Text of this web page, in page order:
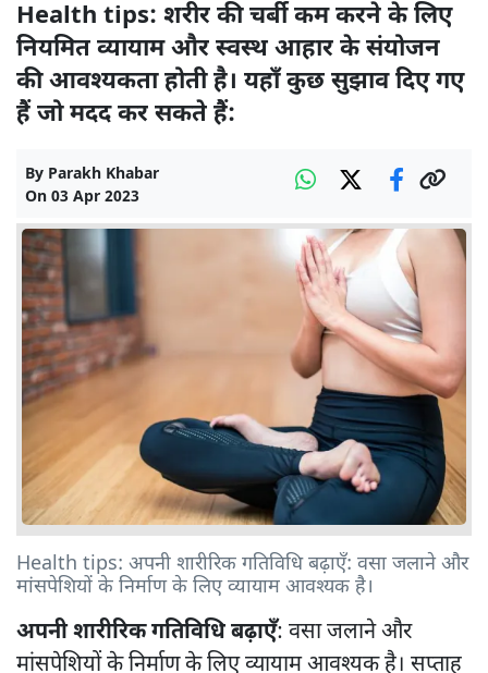
Health tips: शरीर की चर्बी कम करने के लिए
नियमित व्यायाम और स्वस्थ आहार के संयोजन
की आवश्यकता होती है। यहाँ कुछ सुझाव दिए गए
हैं जो मदद कर सकते हैं:
By Parakh Khabar
On 03 Apr 2023
Health tips: अपनी शारीरिक गतिविधि बढ़ाएँ: वसा जलाने और
मांसपेशियों के निर्माण के लिए व्यायाम आवश्यक है।
अपनी शारीरिक गतिविधि बढ़ाएँ: वसा जलाने और
मांसपेशियों के निर्माण के लिए व्यायाम आवश्यक है। सप्ताह